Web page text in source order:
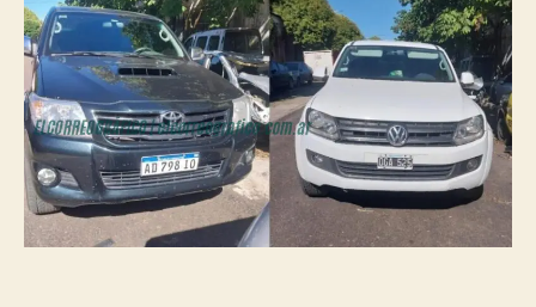
de
lujo
en
durante
emergencia
financiera